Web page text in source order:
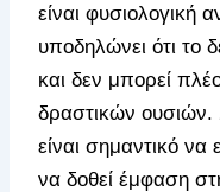
είναι φυσιολογική
υποδηλώνει ότι το
και δεν μπορεί
δραστικών ουσιών.
είναι σημαντικό να
να δοθεί έμφαση